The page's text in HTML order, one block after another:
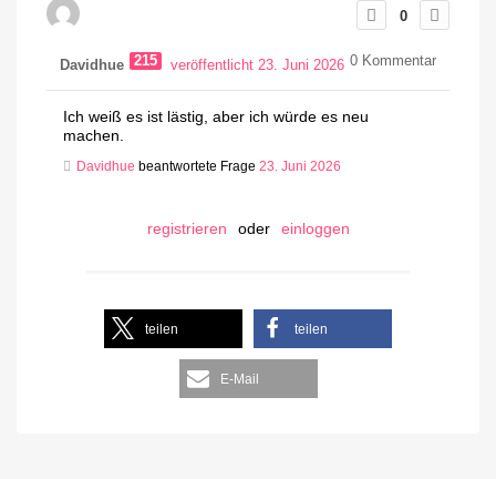
0
Davidhue 215 veröffentlicht 23. Juni 2026 0 Kommentar
Ich weiß es ist lästig, aber ich würde es neu
machen.
Davidhue beantwortete Frage 23. Juni 2026
registrieren oder einloggen
teilen teilen
E-Mail